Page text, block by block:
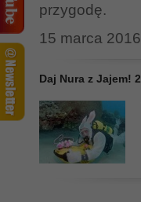
przygodę.
15 marca 2016
Daj Nura z Jajem!